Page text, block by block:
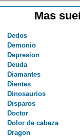
Mas
Dedos
Demonio
Depresion
Deuda
Diamantes
Dientes
Dinosaurios
Disparos
Doctor
Dolor de cabeza
Dragon